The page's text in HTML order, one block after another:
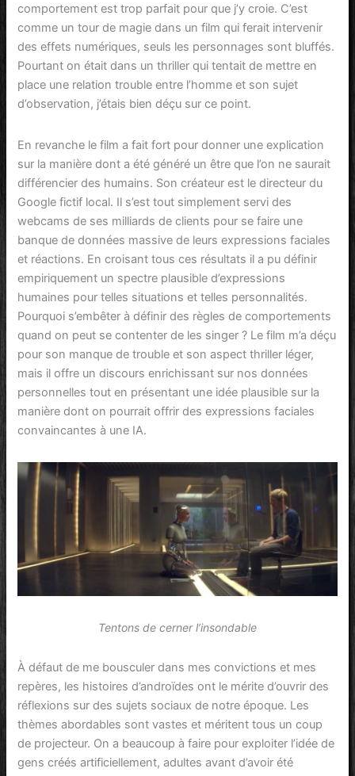
comportement est trop parfait pour que j’y croie. C’est
comme un tour de magie dans un film qui ferait intervenir
des effets numériques, seuls les personnages sont bluffés.
Pourtant on était dans un thriller qui tentait de mettre en
place une relation trouble entre l’homme et son sujet
d’observation, j’étais bien déçu sur ce point.
En revanche le film a fait fort pour donner une explication
sur la manière dont a été généré un être que l’on ne saurait
différencier des humains. Son créateur est le directeur du
Google fictif local. Il s’est tout simplement servi des
webcams de ses milliards de clients pour se faire une
banque de données massive de leurs expressions faciales
et réactions. En croisant tous ces résultats il a pu définir
empiriquement un spectre plausible d’expressions
humaines pour telles situations et telles personnalités.
Pourquoi s’embêter à définir des règles de comportements
quand on peut se contenter de les singer ? Le film m’a déçu
pour son manque de trouble et son aspect thriller léger,
mais il offre un discours enrichissant sur nos données
personnelles tout en présentant une idée plausible sur la
manière dont on pourrait offrir des expressions faciales
convaincantes à une IA.
Tentons de cerner l’insondable
À défaut de me bousculer dans mes convictions et mes
repères, les histoires d’androïdes ont le mérite d’ouvrir des
réflexions sur des sujets sociaux de notre époque. Les
thèmes abordables sont vastes et méritent tous un coup
de projecteur. On a beaucoup à faire pour exploiter l’idée de
gens créés artificiellement, adultes avant d’avoir été